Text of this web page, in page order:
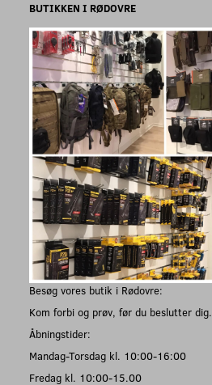
BUTIKKEN I RØDOVRE
Besøg vores butik i Rødovre:
Kom forbi og prøv, før du beslutter dig.
Åbningstider:
Mandag-Torsdag kl. 10:00-16:00
Fredag kl. 10:00-15.00